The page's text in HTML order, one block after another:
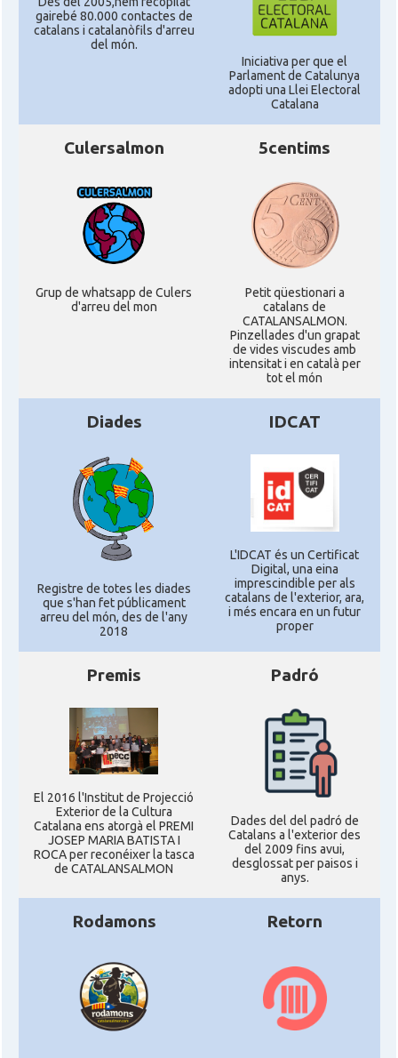
gairebé 80.000 contactes de
catalans i catalanòfils d'arreu
del món.
Iniciativa per que el
Parlament de Catalunya
adopti una Llei Electoral
Catalana
Culersalmon
Grup de whatsapp de Culers
d'arreu del mon
5centims
Petit qüestionari a
catalans de
CATALANSALMON.
Pinzellades d'un grapat
de vides viscudes amb
intensitat i en català per
tot el món
Diades
Registre de totes les diades
que s'han fet públicament
arreu del món, des de l'any
2018
IDCAT
L'IDCAT és un Certificat
Digital, una eina
imprescindible per als
catalans de l'exterior, ara,
i més encara en un futur
proper
Premis
El 2016 l'Institut de Projecció
Exterior de la Cultura
Catalana ens atorgà el PREMI
JOSEP MARIA BATISTA I
ROCA per reconéixer la tasca
de CATALANSALMON
Padró
Dades del del padró de
Catalans a l'exterior des
del 2009 fins avui,
desglossat per paisos i
anys.
Rodamons Retorn